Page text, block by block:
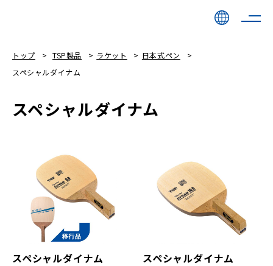
トップ TSP製品 ラケット
日本式ペン
スペシャルダイナム
スペシャルダイナム
スペシャルダイナム
スペシャルダイナム